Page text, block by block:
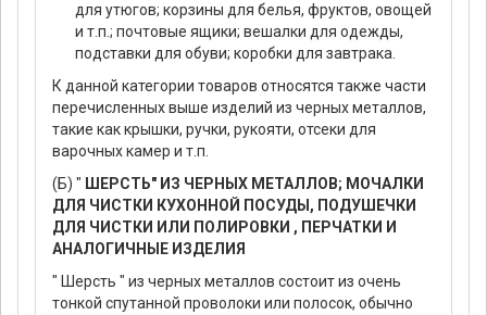
для утюгов; корзины для белья, фруктов, овощей
и т.п.; почтовые ящики; вешалки для одежды,
подставки для обуви; коробки для завтрака.
К данной категории товаров относятся также части
перечисленных выше изделий из черных металлов,
такие как крышки, ручки, рукояти, отсеки для
варочных камер и т.п.
(Б) " ШЕРСТЬ" ИЗ ЧЕРНЫХ МЕТАЛЛОВ; МОЧАЛКИ
ДЛЯ ЧИСТКИ КУХОННОЙ ПОСУДЫ, ПОДУШЕЧКИ
ДЛЯ ЧИСТКИ ИЛИ ПОЛИРОВКИ , ПЕРЧАТКИ И
АНАЛОГИЧНЫЕ ИЗДЕЛИЯ
" Шерсть " из черных металлов состоит из очень
тонкой спутанной проволоки или полосок, обычно